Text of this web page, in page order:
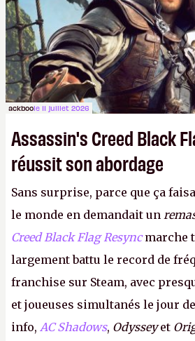
ackboole 11 juillet 2026
Assassin's Creed Black
réussit son abordage
Sans surprise, parce que ça
le monde en demandait un
Creed Black Flag Resyncmarche
largement battu le record de
franchise sur Steam, avec
et joueuses simultanés le jour
info, AC Shadows, Odysseyet